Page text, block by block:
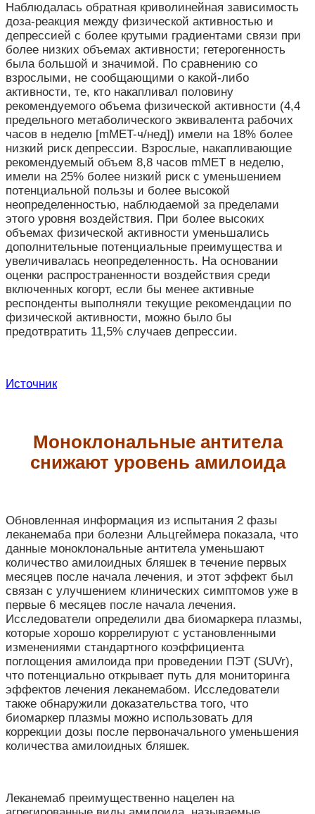
Наблюдалась обратная криволинейная зависимость
доза-реакция между физической активностью и
депрессией с более крутыми градиентами связи при
более низких объемах активности; гетерогенность
была большой и значимой. По сравнению со
взрослыми, не сообщающими о какой-либо
активности, те, кто накапливал половину
рекомендуемого объема физической активности (4,4
предельного метаболического эквивалента рабочих
часов в неделю [mMET-ч/нед]) имели на 18% более
низкий риск депрессии. Взрослые, накапливающие
рекомендуемый объем 8,8 часов mMET в неделю,
имели на 25% более низкий риск с уменьшением
потенциальной пользы и более высокой
неопределенностью, наблюдаемой за пределами
этого уровня воздействия. При более высоких
объемах физической активности уменьшались
дополнительные потенциальные преимущества и
увеличивалась неопределенность. На основании
оценки распространенности воздействия среди
включенных когорт, если бы менее активные
респонденты выполняли текущие рекомендации по
физической активности, можно было бы
предотвратить 11,5% случаев депрессии.
Источник
Моноклональные антитела
снижают уровень амилоида
Обновленная информация из испытания 2 фазы
леканемаба при болезни Альцгеймера показала, что
данные моноклональные антитела уменьшают
количество амилоидных бляшек в течение первых
месяцев после начала лечения, и этот эффект был
связан с улучшением клинических симптомов уже в
первые 6 месяцев после начала лечения.
Исследователи определили два биомаркера плазмы,
которые хорошо коррелируют с установленными
изменениями стандартного коэффициента
поглощения амилоида при проведении ПЭТ (SUVr),
что потенциально открывает путь для мониторинга
эффектов лечения леканемабом. Исследователи
также обнаружили доказательства того, что
биомаркер плазмы можно использовать для
коррекции дозы после первоначального уменьшения
количества амилоидных бляшек.
Леканемаб преимущественно нацелен на